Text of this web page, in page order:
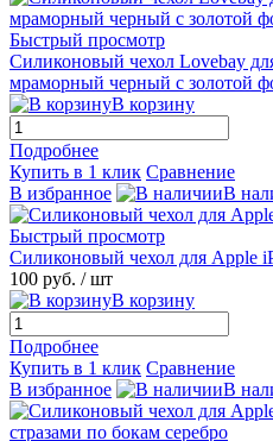
Быстрый просмотр
Силиконовый чехол Lovebay
мраморный черный с золотой
В корзину
Подробнее
Купить в 1 клик Сравнение
В избранное
В
Быстрый просмотр
Силиконовый чехол для Apple
100 руб. / шт
В корзину
Подробнее
Купить в 1 клик Сравнение
В избранное
В